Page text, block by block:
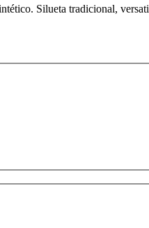
Silueta tradicional,